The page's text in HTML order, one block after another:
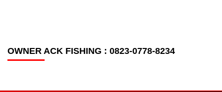
OWNER ACK FISHING : 0823-0778-8234